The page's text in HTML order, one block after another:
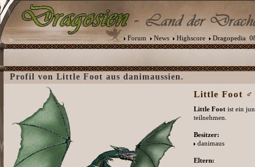
Forum News Highscore Dragopedia
Profil von Little Foot aus danimaussien.
Little Foot ♂
Little Foot ist ein
teilnehmen.
Besitzer:
danimaus
Eltern: